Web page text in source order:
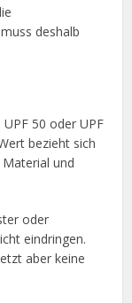
deshalb
50 oder UPF
bezieht sich
und
oder
eindringen.
aber keine